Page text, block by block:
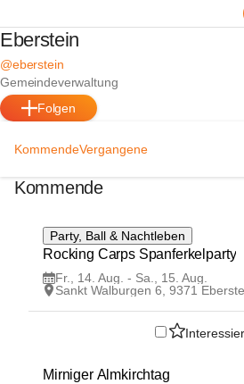
Eberstein
@eberstein
Gemeindeverwaltung
Folgen
KommendeVergangene
Kommende
14
AUG
Party, Ball & Nachtleben
Rocking Carps Spanferkelparty
Fr., 14. Aug. - Sa., 15. Aug.
Sankt Walburgen 6, 9371
15